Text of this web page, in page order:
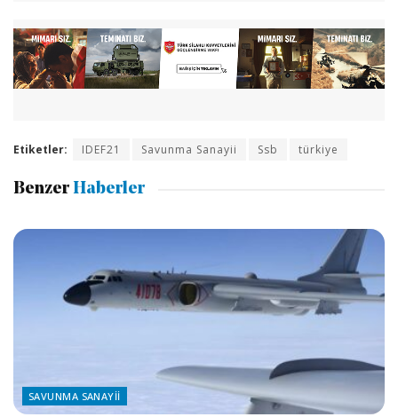
Etiketler: IDEF21 Savunma Sanayii Ssb türkiye
Benzer Haberler
SAVUNMA SANAYII